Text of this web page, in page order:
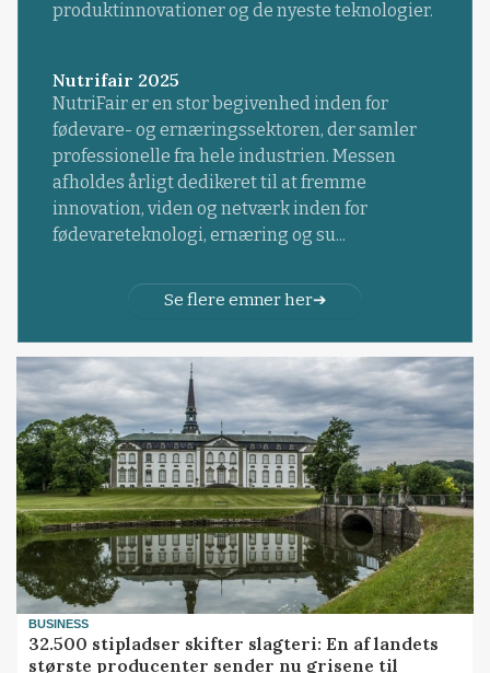
produktinnovationer og de nyeste teknologier.
Nutrifair 2025
NutriFair er en stor begivenhed inden for
fødevare- og ernæringssektoren, der samler
professionelle fra hele industrien. Messen
afholdes årligt dedikeret til at fremme
innovation, viden og netværk inden for
fødevareteknologi, ernæring og su...
Se flere emner her
BUSINESS
32.500 stipladser skifter slagteri: En af landets
største producenter sender nu grisene til